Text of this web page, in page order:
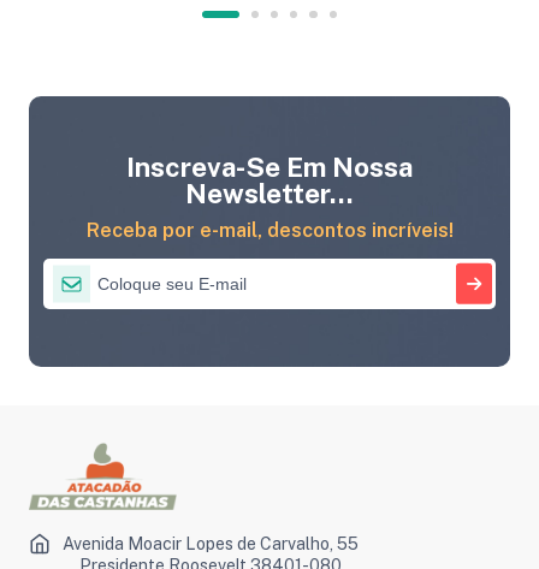
Inscreva-Se Em Nossa
Newsletter...
Receba por e-mail, descontos incríveis!
Avenida Moacir Lopes de Carvalho, 55
Presidente Roosevelt 38401-080